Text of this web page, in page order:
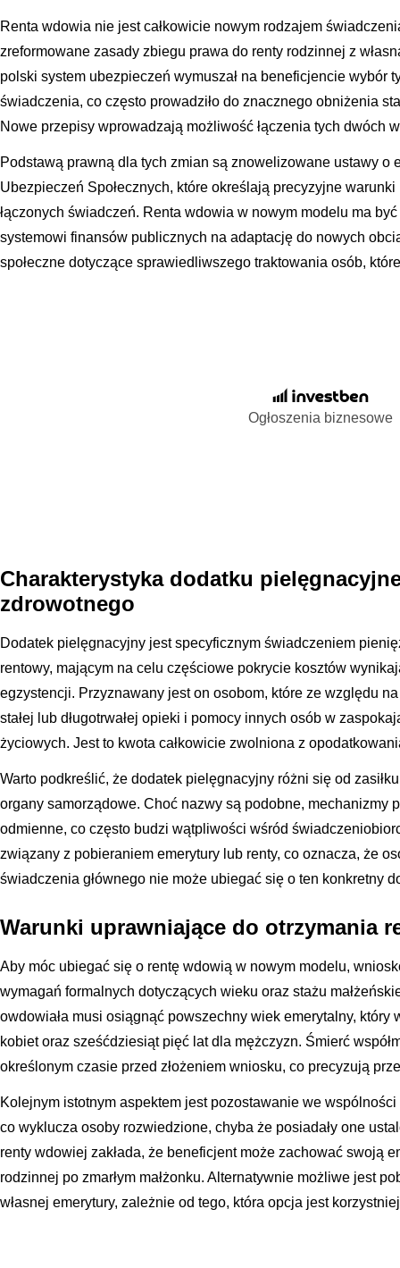
Renta wdowia nie jest całkowicie nowym rodzajem
zreformowane zasady zbiegu prawa do renty rodzinnej z
polski system ubezpieczeń wymuszał na beneficjencie wybór
świadczenia, co często prowadziło do znacznego obniżenia
Nowe przepisy wprowadzają możliwość łączenia tych dwóch
Podstawą prawną dla tych zmian są znowelizowane ustawy o
Ubezpieczeń Społecznych, które określają precyzyjne
łączonych świadczeń. Renta wdowia w nowym modelu ma
systemowi finansów publicznych na adaptację do nowych
społeczne dotyczące sprawiedliwszego traktowania osób, które
Ogłoszenia biznesowe
Charakterystyka dodatku
zdrowotnego
Dodatek pielęgnacyjny jest specyficznym świadczeniem
rentowy, mającym na celu częściowe pokrycie kosztów
egzystencji. Przyznawany jest on osobom, które ze względu
stałej lub długotrwałej opieki i pomocy innych osób w
życiowych. Jest to kwota całkowicie zwolniona z
Warto podkreślić, że dodatek pielęgnacyjny różni się od
organy samorządowe. Choć nazwy są podobne, mechanizmy
odmienne, co często budzi wątpliwości wśród
związany z pobieraniem emerytury lub renty, co oznacza, że
świadczenia głównego nie może ubiegać się o ten konkretny
Warunki uprawniające do otrzymania
Aby móc ubiegać się o rentę wdowią w nowym modelu,
wymagań formalnych dotyczących wieku oraz stażu
owdowiała musi osiągnąć powszechny wiek emerytalny,
kobiet oraz sześćdziesiąt pięć lat dla mężczyzn. Śmierć
określonym czasie przed złożeniem wniosku, co precyzują
Kolejnym istotnym aspektem jest pozostawanie we
co wyklucza osoby rozwiedzione, chyba że posiadały one
renty wdowiej zakłada, że beneficjent może zachować swoją
rodzinnej po zmarłym małżonku. Alternatywnie możliwe jest
własnej emerytury, zależnie od tego, która opcja jest